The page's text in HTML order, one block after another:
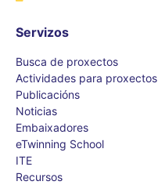
Servizos
Busca de proxectos
Actividades para proxectos
Publicacións
Noticias
Embaixadores
eTwinning School
ITE
Recursos